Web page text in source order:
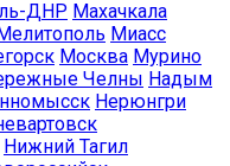
ДНР Махачкала
Мелитополь Миасс
Москва Мурино
Челны Надым
Нерюнгри
Нижний Тагил